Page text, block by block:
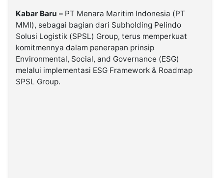
Kabarbaru.co
Kabar Baru – PT Menara Maritim Indonesia (PT
MMI), sebagai bagian dari Subholding Pelindo
Solusi Logistik (SPSL) Group, terus memperkuat
komitmennya dalam penerapan prinsip
Environmental, Social, and Governance (ESG)
melalui implementasi ESG Framework & Roadmap
SPSL Group.